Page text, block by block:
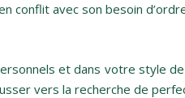
conflit avec son besoin
et dans votre style
vers la recherche de